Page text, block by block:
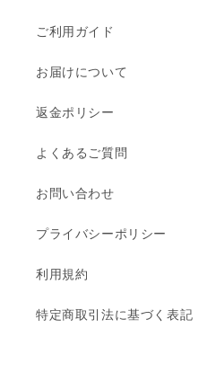
ご利用ガイド
お届けについて
返金ポリシー
よくあるご質問
お問い合わせ
プライバシーポリシー
利用規約
特定商取引法に基づく表記